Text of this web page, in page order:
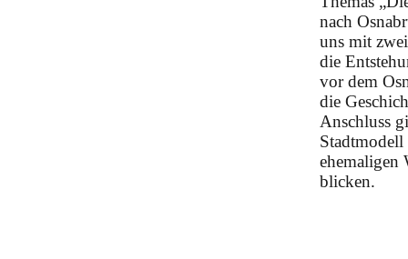
nach
uns mit
die
vor dem
die
Anschluss
ehemaligen
blicken.